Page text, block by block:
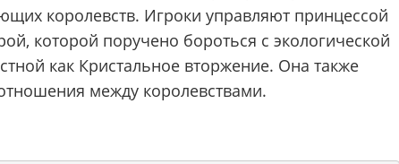
королевств. Игроки управляют принцессой
которой поручено бороться с экологической
как Кристальное вторжение. Она также
между королевствами.